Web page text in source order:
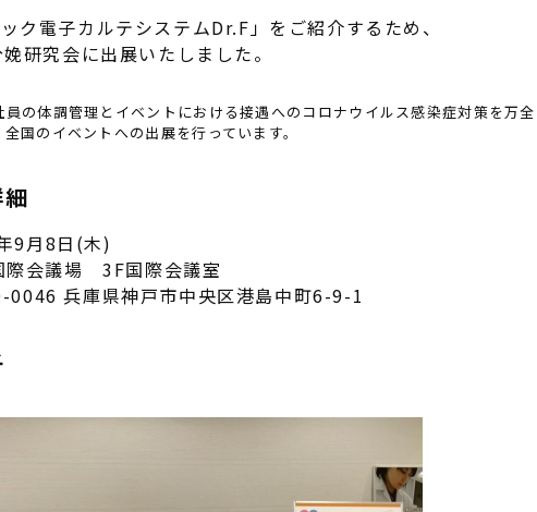
ク電子カルテシステムDr.F」をご紹介するため、
研究会に出展いたしました。
の体調管理とイベントにおける接遇へのコロナウイルス感染症対策を万全
国のイベントへの出展を行っています。
9月8日(木)
際会議場 3F国際会議室
兵庫県神戸市中央区港島中町6-9-1